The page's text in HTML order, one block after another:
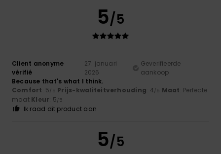
5/5
Client anonyme
vérifié
27. januari
2026
Geverifieerde
aankoop
Because that's what I think.
Comfort: 5/5 Prijs-kwaliteitverhouding: 4/5 Maat: Perfecte
maat Kleur: 5/5
Ik raad dit product aan
5/5